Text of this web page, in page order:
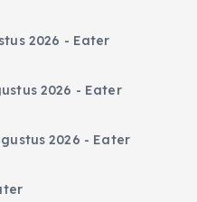
2026 - Eater
2026 - Eater
2026 - Eater